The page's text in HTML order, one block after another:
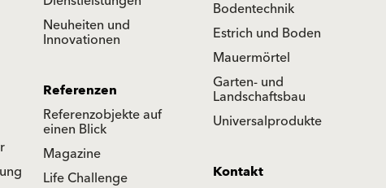
Bodentechnik
Estrich und Boden
Mauermörtel
Garten- und
Landschaftsbau
Universalprodukte
Neuheiten und
Innovationen
Referenzen
Referenzobjekte auf
einen Blick
Magazine
Life Challenge
Kontakt